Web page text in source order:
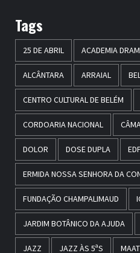
Tags
25 DE ABRIL ACADEMIA
ALCÂNTARA ARRAIAL
CENTRO CULTURAL DE BELÉM
CORDOARIA NACIONAL
DOLOR DOSE DUPLA
ERMIDA NOSSA SENHORA DA
FUNDAÇÃO CHAMPALIMAUD
JARDIM BOTÂNICO DA AJUDA
JAZZ JAZZ ÀS 5ªS MAAT